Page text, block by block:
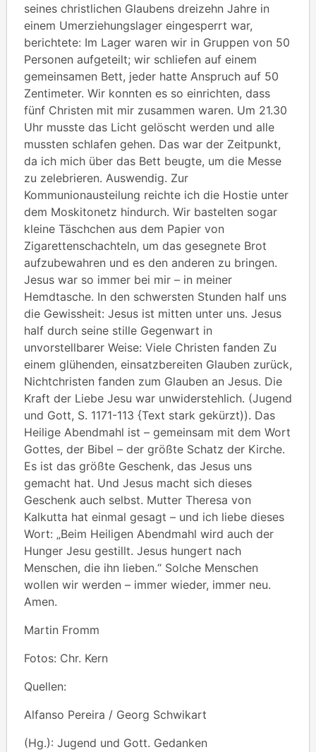
seines christlichen Glaubens dreizehn Jahre in
einem Umerziehungslager eingesperrt war,
berichtete: Im Lager waren wir in Gruppen von 50
Personen aufgeteilt; wir schliefen auf einem
gemeinsamen Bett, jeder hatte Anspruch auf 50
Zentimeter. Wir konnten es so einrichten, dass
fünf Christen mit mir zusammen waren. Um 21.30
Uhr musste das Licht gelöscht werden und alle
mussten schlafen gehen. Das war der Zeitpunkt,
da ich mich über das Bett beugte, um die Messe
zu zelebrieren. Auswendig. Zur
Kommunionausteilung reichte ich die Hostie unter
dem Moskitonetz hindurch. Wir bastelten sogar
kleine Täschchen aus dem Papier von
Zigarettenschachteln, um das gesegnete Brot
aufzubewahren und es den anderen zu bringen.
Jesus war so immer bei mir – in meiner
Hemdtasche. In den schwersten Stunden half uns
die Gewissheit: Jesus ist mitten unter uns. Jesus
half durch seine stille Gegenwart in
unvorstellbarer Weise: Viele Christen fanden Zu
einem glühenden, einsatzbereiten Glauben zurück,
Nichtchristen fanden zum Glauben an Jesus. Die
Kraft der Liebe Jesu war unwiderstehlich. (Jugend
und Gott, S. 1171-113 {Text stark gekürzt)). Das
Heilige Abendmahl ist – gemeinsam mit dem Wort
Gottes, der Bibel – der größte Schatz der Kirche.
Es ist das größte Geschenk, das Jesus uns
gemacht hat. Und Jesus macht sich dieses
Geschenk auch selbst. Mutter Theresa von
Kalkutta hat einmal gesagt – und ich liebe dieses
Wort: „Beim Heiligen Abendmahl wird auch der
Hunger Jesu gestillt. Jesus hungert nach
Menschen, die ihn lieben.“ Solche Menschen
wollen wir werden – immer wieder, immer neu.
Amen.
Martin Fromm
Fotos: Chr. Kern
Quellen:
Alfanso Pereira / Georg Schwikart
(Hg.): Jugend und Gott. Gedanken